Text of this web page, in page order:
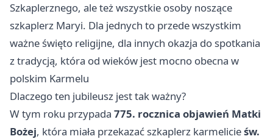
Szkaplerznego, ale też wszystkie osoby noszące
szkaplerz Maryi. Dla jednych to przede wszystkim
ważne święto religijne, dla innych okazja do spotkania
z tradycją, która od wieków jest mocno obecna w
polskim Karmelu
Dlaczego ten jubileusz jest tak ważny?
W tym roku przypada 775. rocznica objawień Matki
Bożej, która miała przekazać szkaplerz karmelicieśw.